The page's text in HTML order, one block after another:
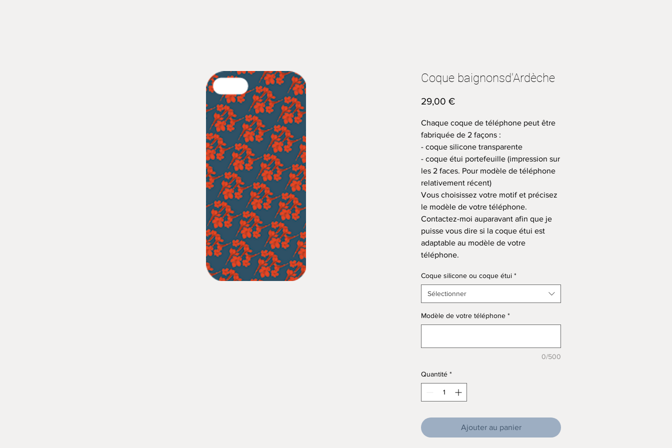
Coque baignonsd'Ardèche
29,00 €Prix
Chaque coque de téléphone peut être
fabriquée de 2 façons :
- coque silicone transparente
- coque étui portefeuille (impression sur
les 2 faces. Pour modèle de téléphone
relativement récent)
Vous choisissez votre motif et précisez
le modèle de votre téléphone.
Contactez-moi auparavant afin que je
puisse vous dire si la coque étui est
adaptable au modèle de votre
téléphone.
Coque silicone ou coque étui *
Sélectionner
Modèle de votre téléphone *
0/500
Quantité *
Ajouter au panier